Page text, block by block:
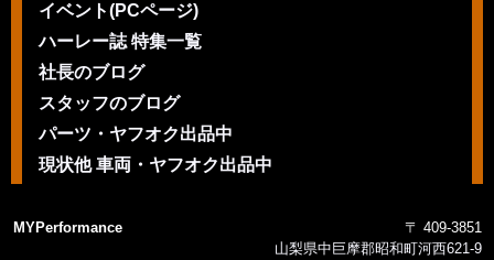
イベント(PCページ)
ハーレー誌 特集一覧
社長のブログ
スタッフのブログ
パーツ・ヤフオク出品中
現状他 車両・ヤフオク出品中
MYPerformance
〒 409-3851
山梨県中巨摩郡昭和町河西621-9